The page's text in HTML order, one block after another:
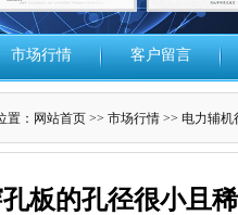
市场行情 客户留言
置： 网站首页 >> 市场行情 >> 电力辅机
板的孔径很小且稀